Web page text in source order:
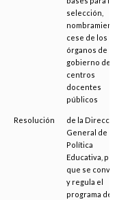
selección,
nombramiento y
cese de los
órganos de
gobierno de los
centros
docentes
públicos
Resolución
de la Dirección
General de
Política
Educativa, por la
que se convoca
y regula el
programa de